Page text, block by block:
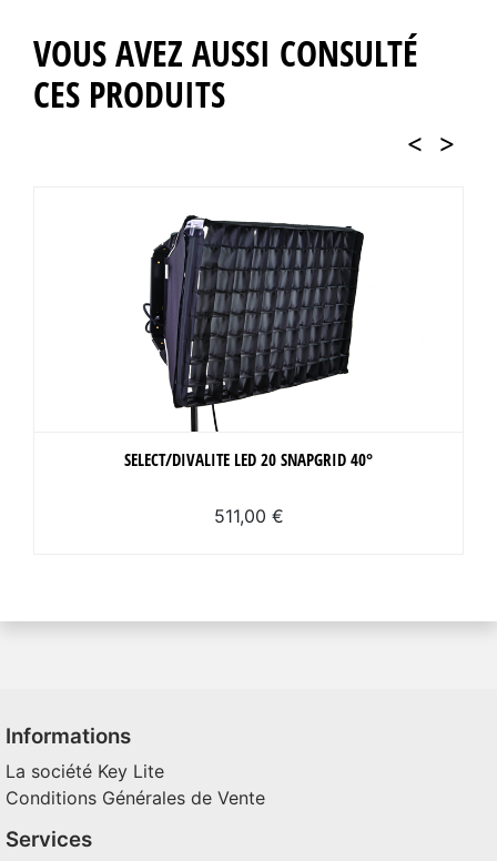
VOUS AVEZ AUSSI CONSULTÉ
CES PRODUITS
< >
SELECT/DIVALITE LED 20 SNAPGRID 40°
511,00 €
Informations
La société Key Lite
Conditions Générales de Vente
Services